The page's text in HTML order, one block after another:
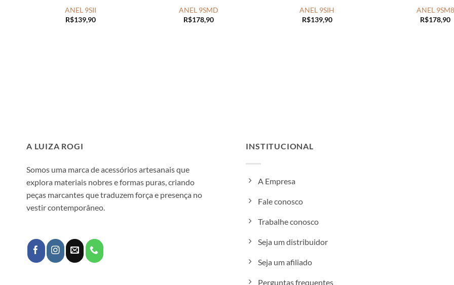
ANEL 9SII
R$139,90
ANEL 9SMD
R$178,90
ANEL 9SIH
R$139,90
ANEL 9SM8
R$178,90
A LUIZA ROGI
Somos uma marca de acessórios artesanais que
explora materiais nobres e formas puras, criando
peças marcantes que traduzem força e presença no
vestir contemporâneo.
INSTITUCIONAL
A Empresa
Fale conosco
Trabalhe conosco
Seja um distribuidor
Seja um afiliado
Perguntas frequentes